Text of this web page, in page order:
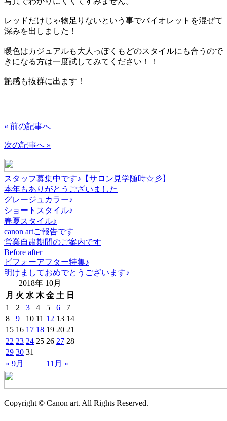
レッドだけじゃ物足りないという事でバイオレットを混ぜて
深みを出しました！
暖色はカジュアルも大人っぽくもどのスタイルにも合うので
きになる方は一度試してみてください！！
艶感も抜群に出ます！
« 前の記事へ
次の記事へ »
スタッフ募集中です♪【サロン見学随時☆彡】
本年もありがとうございました
グレージュカラー♪
ショートスタイル♪
春夏スタイル♪
canon artご報告です
営業自粛期間のご案内です
Before after
ビフォーアフター特集♪
明けましておめでとうございます♪
2018年 10月
月 火 水 木 金 土 日
« 9月 11月 »
1 2 3 4 5 6
7
8
9 10 11 12 13 14
15 16 17 18 19 20 21
22 23 24 25 26 27 28
29 30 31
Copyright © Canon art. All Rights Reserved.